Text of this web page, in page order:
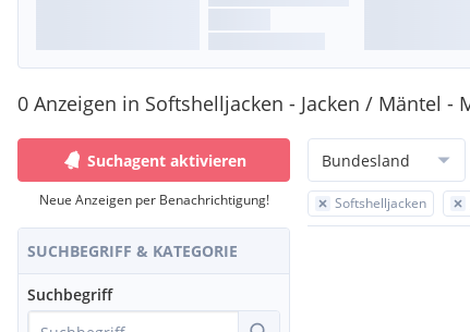
0 Anzeigen in Softshelljacken - Jacken / Mäntel -
Suchagent aktivieren
Neue Anzeigen per Benachrichtigung!
SUCHBEGRIFF & KATEGORIE
Suchbegriff
Bundesland
Softshelljacken